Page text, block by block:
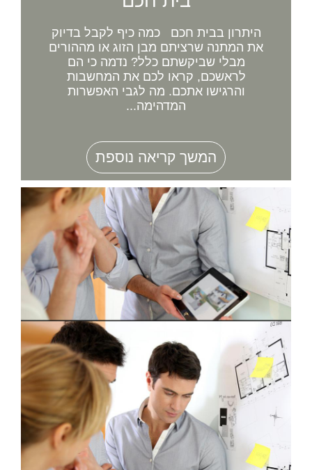
היתרון בבית חכם כמה כיף לקבל בדיוק
את המתנה שרציתם מבן הזוג או מההורים
מבלי שביקשתם כלל? נדמה כי הם
לראשכם, קראו לכם את המחשבות
והרגישו אתכם. מה לגבי האפשרות
המדהימה...
המשך קריאה נוספת